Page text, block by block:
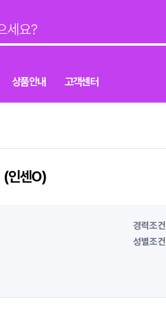
상품안내 고객센터
(인센O)
경력조건
성별조건